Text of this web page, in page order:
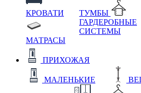
КРОВАТИ
МАТРАСЫ
ТУМБЫ
ГАРДЕРОБНЫЕ
СИСТЕМЫ
ПРИХОЖАЯ
МАЛЕНЬКИЕ